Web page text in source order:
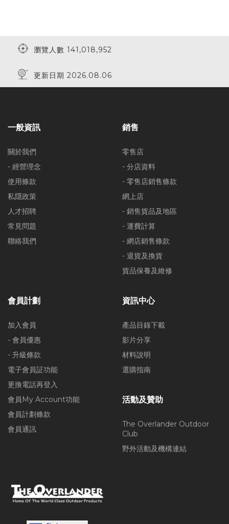
瀏覽人數 141,018,952
更新日期 2026.08.06
一般資訊
關於我們
- 經營理念
使用條款
私隱政策
人才招聘
常見問題
聯絡我們
銷售
零售店
- 分店資料
- 零售店銷售條款
網上店
- 銷售貨品及地區
- 運費計算
- 網店銷售條款
- 退貨及換貨
貨品保養及維修
會員計劃
加入會員
- 會員優惠
- 升級條款
電子會員証功能
更換電話再登入
會員My Account功能
會員計劃條款
會員通訊
資訊中心
產品目錄下載
影片分享
材料說明
選購指南
活動及贊助
The Overlander Outdoor
Club
野外活動及機構連結